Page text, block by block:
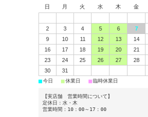
日 月 火 水 木 金
2
3 4 5 6 7
9
10 11 12 13 14
16
17 18 19 20 21
23
24 25 26 27 28
30
31
■今日 ■休業日 ■臨時休業日
【実店舗 営業時間について】
定休日：水・木
営業時間：10：00～17：00